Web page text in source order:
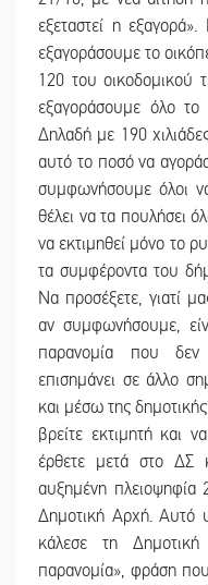
εξεταστεί η
εξαγοράσουμε το
120 του οικοδομικού
εξαγοράσουμε όλο
Δηλαδή με 190
αυτό το ποσό να
συμφωνήσουμε όλοι
θέλει να τα πουλήσει
να εκτιμηθεί μόνο το
τα συμφέροντα του
Να προσέξετε, γιατί
αν συμφωνήσουμε,
παρανομία που δεν
επισημάνει σε άλλο
και μέσω της
βρείτε εκτιμητή και
έρθετε μετά στο ΔΣ
αυξημένη
Δημοτική Αρχή. Αυτό
κάλεσε τη
παρανομία», φράση